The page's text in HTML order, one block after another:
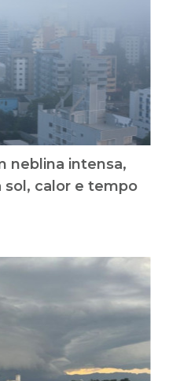
neblina intensa,
sol, calor e tempo